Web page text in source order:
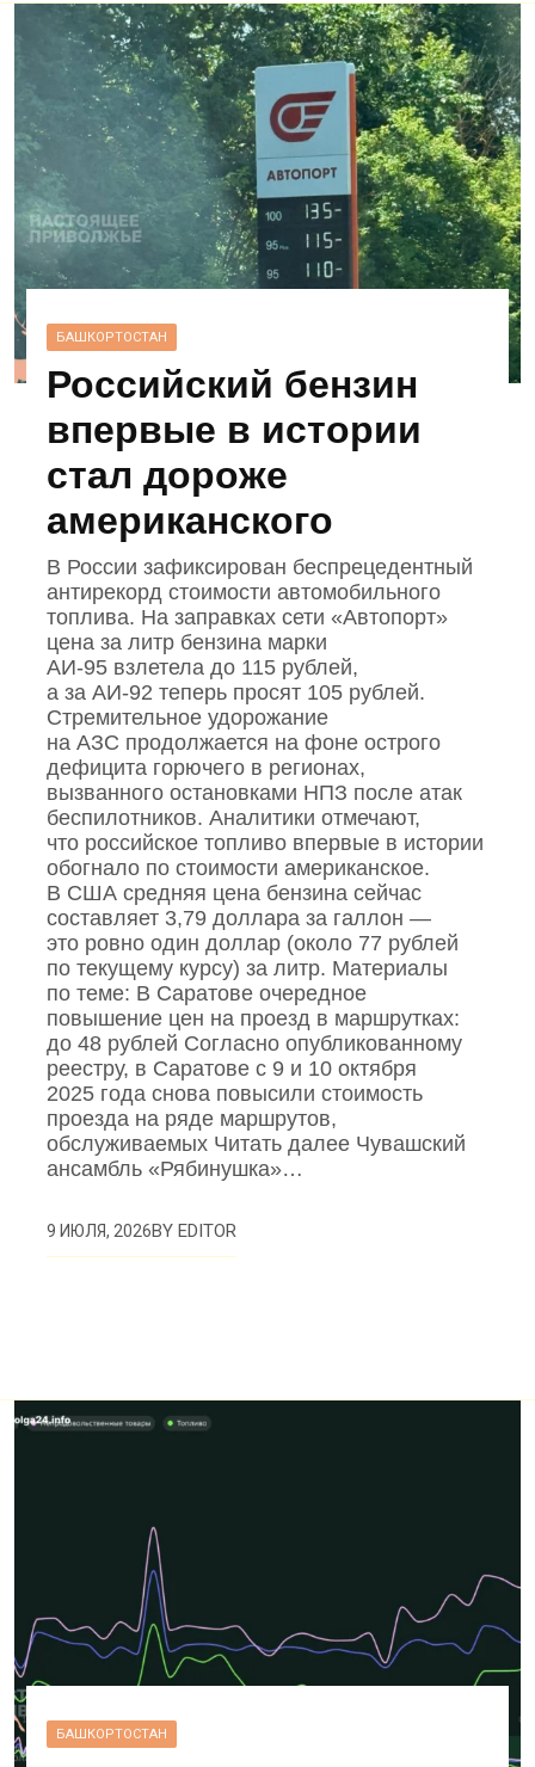
БАШКОРТОСТАН
Российский бензин
впервые в истории
стал дороже
американского
В России зафиксирован беспрецедентный
антирекорд стоимости автомобильного
топлива. На заправках сети «Автопорт»
цена за литр бензина марки
АИ‑95 взлетела до 115 рублей,
а за АИ‑92 теперь просят 105 рублей.
Стремительное удорожание
на АЗС продолжается на фоне острого
дефицита горючего в регионах,
вызванного остановками НПЗ после атак
беспилотников. Аналитики отмечают,
что российское топливо впервые в истории
обогнало по стоимости американское.
В США средняя цена бензина сейчас
составляет 3,79 доллара за галлон —
это ровно один доллар (около 77 рублей
по текущему курсу) за литр. Материалы
по теме: В Саратове очередное
повышение цен на проезд в маршрутках:
до 48 рублей Согласно опубликованному
реестру, в Саратове с 9 и 10 октября
2025 года снова повысили стоимость
проезда на ряде маршрутов,
обслуживаемых Читать далее Чувашский
ансамбль «Рябинушка»…
9 ИЮЛЯ, 2026BYEDITOR
БАШКОРТОСТАН